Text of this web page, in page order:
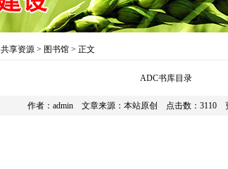
共享资源 > 图书馆 > 正文
ADC书库目录
作者： admin文章来源：本站原创 点击数：3110